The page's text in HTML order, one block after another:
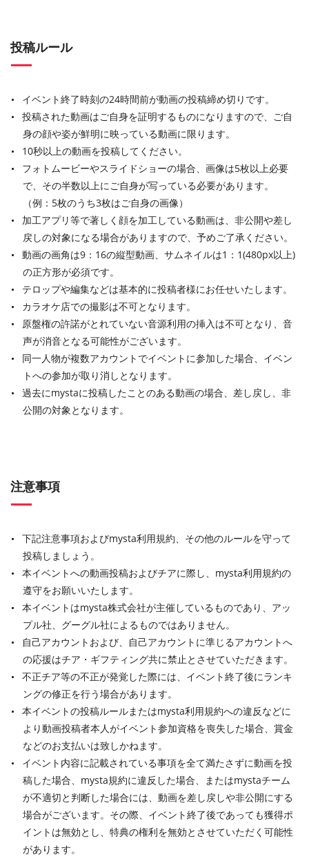
投稿ルール
イベント終了時刻の24時間前が動画の投稿締め切りです。
投稿された動画はご自身を証明するものになりますので、ご自
身の顔や姿が鮮明に映っている動画に限ります。
10秒以上の動画を投稿してください。
フォトムービーやスライドショーの場合、画像は5枚以上必要
で、その半数以上にご自身が写っている必要があります。
（例：5枚のうち3枚はご自身の画像）
加工アプリ等で著しく顔を加工している動画は、非公開や差し
戻しの対象になる場合がありますので、予めご了承ください。
動画の画角は9：16の縦型動画、サムネイルは1：1(480px以上)
の正方形が必須です。
テロップや編集などは基本的に投稿者様にお任せいたします。
カラオケ店での撮影は不可となります。
原盤権の許諾がとれていない音源利用の挿入は不可となり、音
声が消音となる可能性がございます。
同一人物が複数アカウントでイベントに参加した場合、イベン
トへの参加が取り消しとなります。
過去にmystaに投稿したことのある動画の場合、差し戻し、非
公開の対象となります。
注意事項
下記注意事項およびmysta利用規約、その他のルールを守って
投稿しましょう。
本イベントへの動画投稿およびチアに際し、mysta利用規約の
遵守をお願いいたします。
本イベントはmysta株式会社が主催しているものであり、アッ
プル社、グーグル社によるものではありません。
自己アカウントおよび、自己アカウントに準じるアカウントへ
の応援はチア・ギフティング共に禁止とさせていただきます。
不正チア等の不正が発覚した際には、イベント終了後にランキ
ングの修正を行う場合があります。
本イベントの投稿ルールまたはmysta利用規約への違反などに
より動画投稿者本人がイベント参加資格を喪失した場合、賞金
などのお支払いは致しかねます。
イベント内容に記載されている事項を全て満たさずに動画を投
稿した場合、mysta規約に違反した場合、またはmystaチーム
が不適切と判断した場合には、動画を差し戻しや非公開にする
場合がございます。その際、イベント終了後であっても獲得ポ
イントは無効とし、特典の権利を無効とさせていただく可能性
があります。